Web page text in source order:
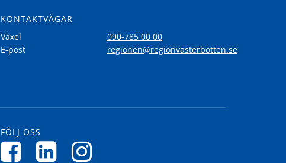
KONTAKTVÄGAR
Växel
090-785 00 00
E-post
regionen@regionvasterbotten.se
FÖLJ OSS